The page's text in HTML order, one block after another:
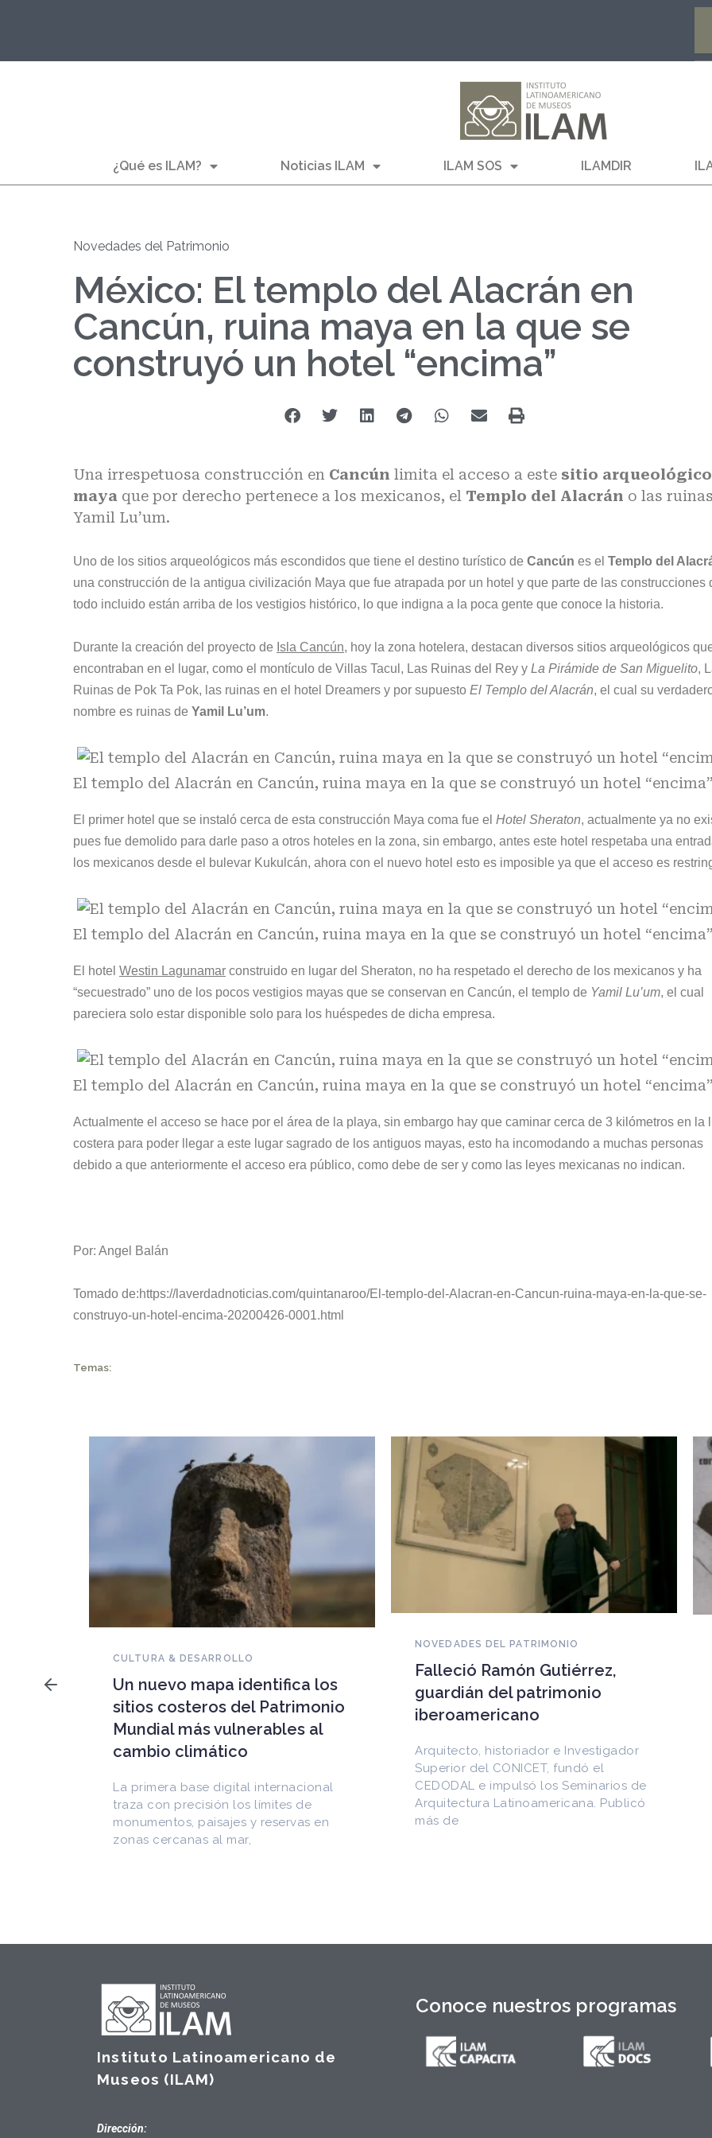
¿Qué es ILAM? Noticias ILAM ILAM SOS ILAMDIR
Novedades del Patrimonio
México: El templo del Alacrán en
Cancún, ruina maya en la que se
construyó un hotel “encima”
Una irrespetuosa construcción en Cancún limita el acceso a este sitio arqueológico
maya que por derecho pertenece a los mexicanos, el Templo del Alacrán o las
Yamil Lu’um.
Uno de los sitios arqueológicos más escondidos que tiene el destino turístico de Cancún es el Templo del
una construcción de la antigua civilización Maya que fue atrapada por un hotel y que parte de las construcciones
todo incluido están arriba de los vestigios histórico, lo que indigna a la poca gente que conoce la historia.
Durante la creación del proyecto de Isla Cancún, hoy la zona hotelera, destacan diversos sitios arqueológicos
encontraban en el lugar, como el montículo de Villas Tacul, Las Ruinas del Rey y La Pirámide de San Miguelito,
Ruinas de Pok Ta Pok, las ruinas en el hotel Dreamers y por supuesto El Templo del Alacrán, el cual su
nombre es ruinas de Yamil Lu’um.
El templo del Alacrán en Cancún, ruina maya en la que se construyó un hotel “encima”
El primer hotel que se instaló cerca de esta construcción Maya coma fue el Hotel Sheraton, actualmente ya no
pues fue demolido para darle paso a otros hoteles en la zona, sin embargo, antes este hotel respetaba una
los mexicanos desde el bulevar Kukulcán, ahora con el nuevo hotel esto es imposible ya que el acceso es
El templo del Alacrán en Cancún, ruina maya en la que se construyó un hotel “encima”
El hotel Westin Lagunamar construido en lugar del Sheraton, no ha respetado el derecho de los mexicanos y ha
“secuestrado” uno de los pocos vestigios mayas que se conservan en Cancún, el templo de Yamil Lu’um, el cual
pareciera solo estar disponible solo para los huéspedes de dicha empresa.
El templo del Alacrán en Cancún, ruina maya en la que se construyó un hotel “encima”
Actualmente el acceso se hace por el área de la playa, sin embargo hay que caminar cerca de 3 kilómetros en la
costera para poder llegar a este lugar sagrado de los antiguos mayas, esto ha incomodando a muchas personas
debido a que anteriormente el acceso era público, como debe de ser y como las leyes mexicanas no indican.
Por: Angel Balán
Tomado de:https://laverdadnoticias.com/quintanaroo/El-templo-del-Alacran-en-Cancun-ruina-maya-en-la-que-se-
construyo-un-hotel-encima-20200426-0001.html
Temas:
los
guardián del patrimonio
iberoamericano
Arquitecto, historiador e Investigador
CEDODAL e impulsó los Seminarios de
Arquitectura Latinoamericana. Publicó
más de
NOVEDADES DEL PATRIMONIO
EEUU devuelve a Cuba
documentos históricos
sustraídos del Archivo
en internet
Entre los materiales recuperados
Conoce nuestros programas
Instituto Latinoamericano de
Museos (ILAM)
Dirección: